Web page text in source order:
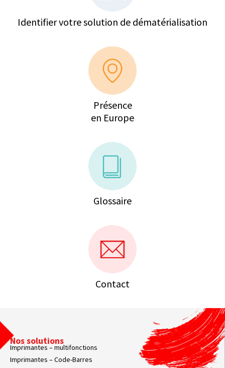
Identifier votre solution de dématérialisation
Présence
en Europe
Glossaire
Contact
Nos solutions
Imprimantes – multifonctions
Imprimantes – Code-Barres